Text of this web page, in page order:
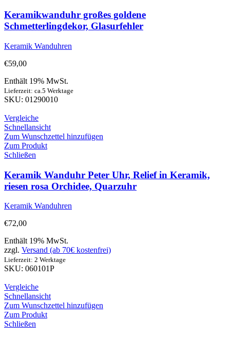
Keramikwanduhr großes goldene
Schmetterlingdekor, Glasurfehler
Keramik Wanduhren
€59,00
Enthält 19% MwSt.
Lieferzeit: ca.5 Werktage
SKU: 01290010
Vergleiche
Schnellansicht
Zum Wunschzettel hinzufügen
Zum Produkt
Schließen
Keramik Wanduhr Peter Uhr, Relief in Keramik,
riesen rosa Orchidee, Quarzuhr
Keramik Wanduhren
€72,00
Enthält 19% MwSt.
zzgl. Versand (ab 70€ kostenfrei)
Lieferzeit: 2 Werktage
SKU: 060101P
Vergleiche
Schnellansicht
Zum Wunschzettel hinzufügen
Zum Produkt
Schließen